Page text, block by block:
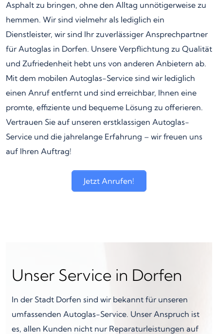
Asphalt zu bringen, ohne den Alltag unnötigerweise zu
hemmen. Wir sind vielmehr als lediglich ein
Dienstleister, wir sind Ihr zuverlässiger Ansprechpartner
für Autoglas in Dorfen. Unsere Verpflichtung zu Qualität
und Zufriedenheit hebt uns von anderen Anbietern ab.
Mit dem mobilen Autoglas-Service sind wir lediglich
einen Anruf entfernt und sind erreichbar, Ihnen eine
promte, effiziente und bequeme Lösung zu offerieren.
Vertrauen Sie auf unseren erstklassigen Autoglas-
Service und die jahrelange Erfahrung – wir freuen uns
auf Ihren Auftrag!
Jetzt Anrufen!
Unser Service in Dorfen
In der Stadt Dorfen sind wir bekannt für unseren
umfassenden Autoglas-Service. Unser Anspruch ist
es, allen Kunden nicht nur Reparaturleistungen auf